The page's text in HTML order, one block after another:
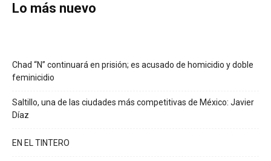
Lo más nuevo
Chad “N” continuará en prisión; es acusado de homicidio y doble
feminicidio
Saltillo, una de las ciudades más competitivas de México: Javier
Díaz
EN EL TINTERO